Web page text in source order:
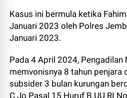
Kasus ini bermula ketika
Januari 2023 oleh Polres
Januari 2023.
Pada 4 April 2024, Pengadilan
memvonisnya 8 tahun penjara
subsider 3 bulan kurungan
C Jo Pasal 15 Huruf B UU RI